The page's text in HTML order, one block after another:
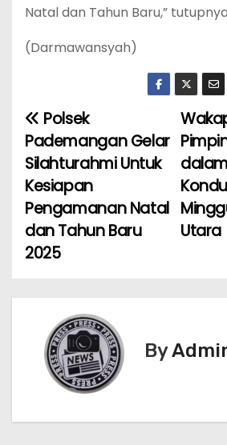
Natal dan Tahun Baru,”
(Darmawansyah)
N
a
v
i
g
a
o
Utara
Polsek
Pademangan Gelar
Silahturahmi Untuk
Kesiapan
Pengamanan Natal
dan Tahun Baru
2025
By